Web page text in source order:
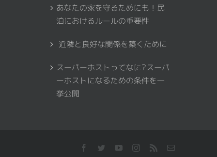
あなたの家を守るためにも！民
泊におけるルールの重要性
近隣と良好な関係を築くために
スーパーホストってなに?スーパ
ーホストになるための条件を一
挙公開